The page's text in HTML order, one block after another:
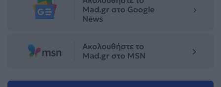
Mad.gr στο Google
News
Ακολουθήστε το
Mad.gr στο MSN